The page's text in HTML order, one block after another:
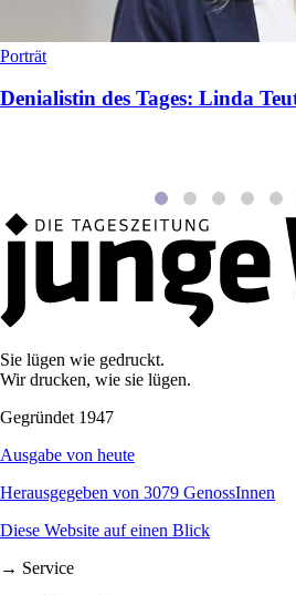
Porträt
Denialistin des Tages: Linda
Sie lügen wie gedruckt.
Wir drucken, wie sie lügen.
Gegründet 1947
Ausgabe von heute
Herausgegeben von 3079 GenossInnen
Diese Website auf einen Blick
→ Service